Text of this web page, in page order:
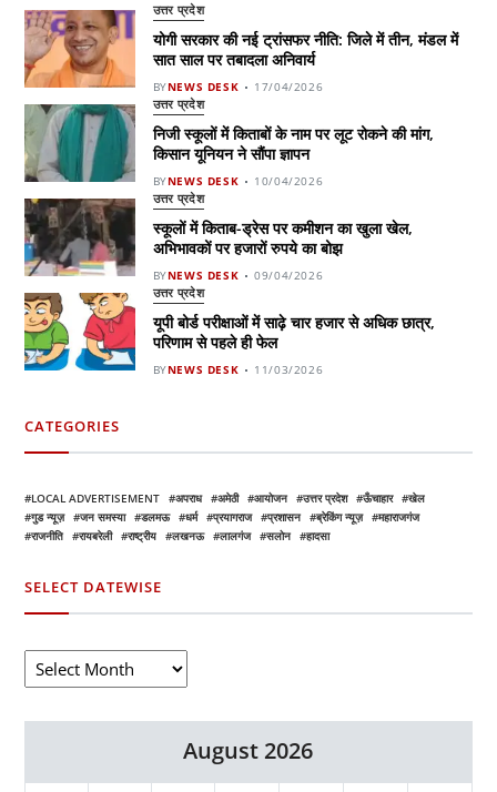
उत्तर प्रदेश
योगी सरकार की नई ट्रांसफर नीति: जिले में तीन, मंडल में
सात साल पर तबादला अनिवार्य
BYNEWS DESK 17/04/2026
उत्तर प्रदेश
निजी स्कूलों में किताबों के नाम पर लूट रोकने की मांग,
किसान यूनियन ने सौंपा ज्ञापन
BYNEWS DESK 10/04/2026
उत्तर प्रदेश
स्कूलों में किताब-ड्रेस पर कमीशन का खुला खेल,
अभिभावकों पर हजारों रुपये का बोझ
BYNEWS DESK 09/04/2026
उत्तर प्रदेश
यूपी बोर्ड परीक्षाओं में साढ़े चार हजार से अधिक छात्र,
परिणाम से पहले ही फेल
BYNEWS DESK 11/03/2026
CATEGORIES
LOCAL ADVERTISEMENT अपराध अमेठी आयोजन उत्तर प्रदेश ऊँचाहार
खेल
गुड न्यूज़
जन समस्या डलमऊ धर्म प्रयागराज प्रशासन ब्रेकिंग न्यूज़
महाराजगंज
राजनीति
रायबरेली राष्ट्रीय लखनऊ लालगंज सलोन हादसा
SELECT DATEWISE
August 2026